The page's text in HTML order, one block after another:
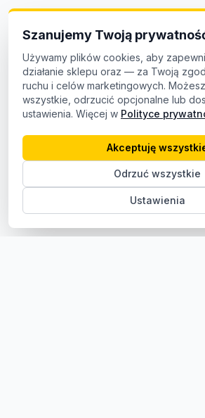
Szanujemy Twoją
Używamy plików cookies, aby
działanie sklepu oraz — za Twoją
ruchu i celów marketingowych.
wszystkie, odrzucić opcjonalne lub
ustawienia. Więcej w Polityce
Ustawienia
Odrzuć wszystkie
Akceptuję